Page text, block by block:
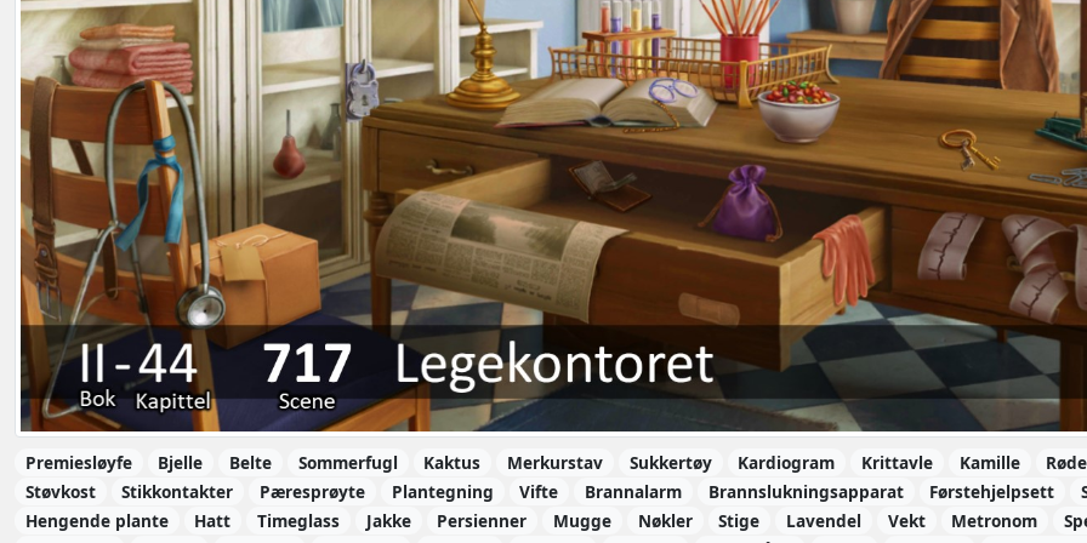
Premiesløyfe Bjelle Belte Sommerfugl Kaktus Merkurstav Sukkertøy Kardiogram Krittavle Kamille
Støvkost
Stikkontakter Pæresprøyte Plantegning Vifte Brannalarm Brannslukningsapparat Førstehjelpsett
Hengende plante
Hatt Timeglass Jakke Persienner Mugge Nøkler Stige Lavendel Vekt Metronom